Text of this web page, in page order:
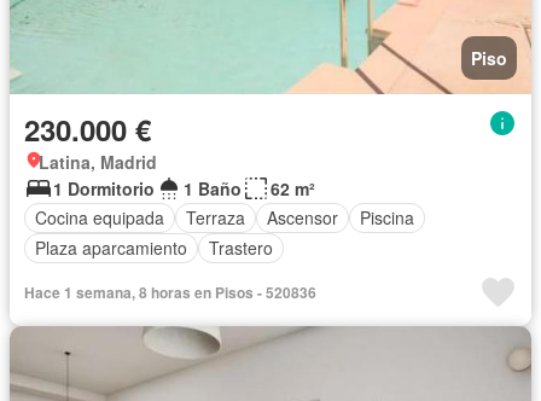
Piso
230.000 €
Latina, Madrid
1 Dormitorio
1 Baño
62 m²
Cocina equipada
Terraza Ascensor
Piscina
Plaza aparcamiento
Trastero
Hace 1 semana, 8 horas en Pisos - 520836